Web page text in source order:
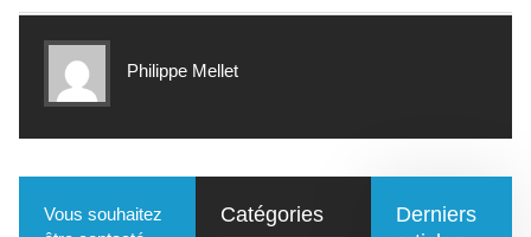
Philippe Mellet
Vous souhaitez
Catégories
Derniers